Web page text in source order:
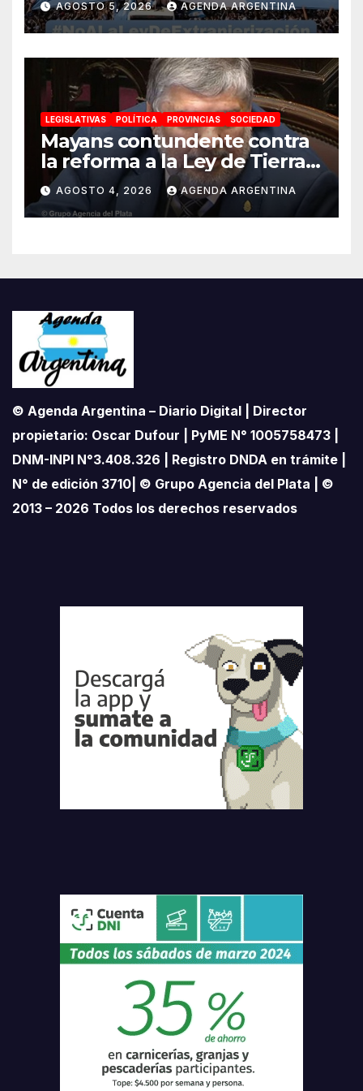
impulsada por Milei: «La
soberanía no se negocia»
AGOSTO 5, 2026 AGENDA ARGENTINA
LEGISLATIVAS POLÍTICA PROVINCIAS SOCIEDAD
Mayans contundente contra
la reforma a la Ley de Tierras:
«Esta ley vende el país»
AGOSTO 4, 2026 AGENDA ARGENTINA
© Agenda Argentina – Diario Digital | Director
propietario: Oscar Dufour | PyME N° 1005758473 |
DNM-INPI N°3.408.326 | Registro DNDA en trámite |
N° de edición 3710| © Grupo Agencia del Plata | ©
2013 – 2026 Todos los derechos reservados